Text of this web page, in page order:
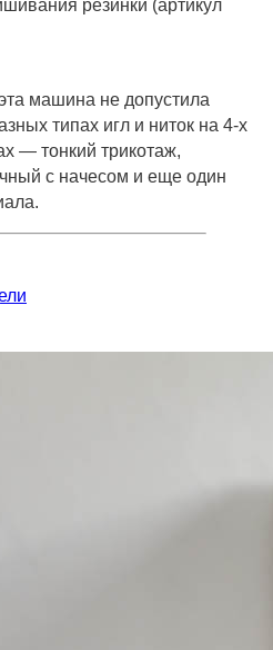
резинки (артикул
машина не допустила
типах игл и ниток на 4-х
— тонкий трикотаж,
с начесом и еще один